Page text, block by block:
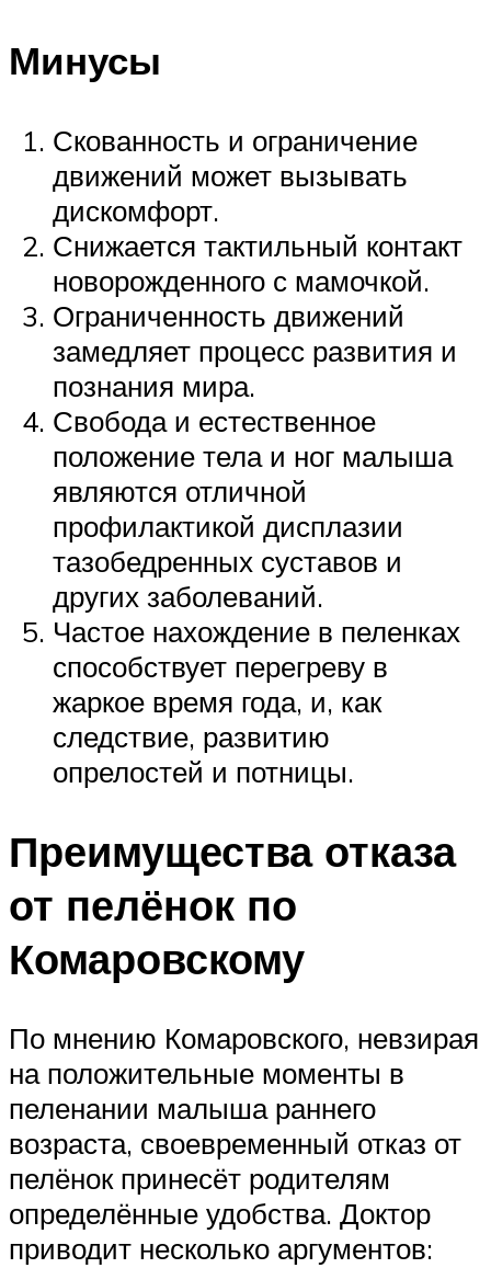
Минусы
Скованность и ограничение
движений может вызывать
дискомфорт.
Снижается тактильный контакт
новорожденного с мамочкой.
Ограниченность движений
замедляет процесс развития и
познания мира.
Свобода и естественное
положение тела и ног малыша
являются отличной
профилактикой дисплазии
тазобедренных суставов и
других заболеваний.
Частое нахождение в пеленках
способствует перегреву в
жаркое время года, и, как
следствие, развитию
опрелостей и потницы.
Преимущества отказа
от пелёнок по
Комаровскому
По мнению Комаровского, невзирая
на положительные моменты в
пеленании малыша раннего
возраста, своевременный отказ от
пелёнок принесёт родителям
определённые удобства. Доктор
приводит несколько аргументов: